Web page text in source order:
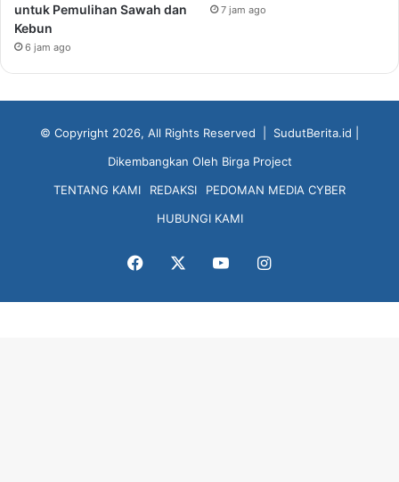
untuk Pemulihan Sawah dan
Kebun
6 jam ago
7 jam ago
© Copyright 2026, All Rights Reserved | SudutBerita.id
Dikembangkan Oleh Birga Project
TENTANG KAMI
REDAKSI
PEDOMAN MEDIA CYBER
HUBUNGI KAMI
Facebook YouTubeInstagram